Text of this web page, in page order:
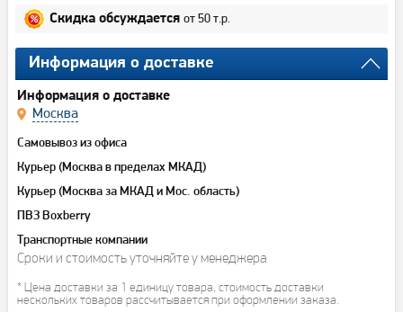
Скидка обсуждается от 50 т.р.
Информация о доставке
Информация о доставке
Москва
Самовывоз из офиса
Курьер (Москва в пределах МКАД)
Курьер (Москва за МКАД и Мос. область)
ПВЗ Boxberry
Транспортные компании
Сроки и стоимость уточняйте у менеджера
* Цена доставки за 1 единицу товара, стоимость доставки
нескольких товаров рассчитывается при оформлении заказа.